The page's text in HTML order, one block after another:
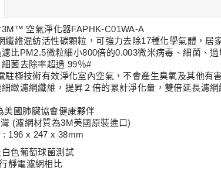
汽車空氣
新機(升級
版) - 白色
3M™ 空氣淨化器FAPHK-C01WA-A
纖維混紡活性碳顆粒，可強力去除17種化學氣體，居
比PM2.5微粒細小800倍的0.003微米病毒、細菌、
菌去除率超過 99％#
駐極技術有效淨化室內空氣，不會產生臭氧及其他有
緻濾網纖維，提昇２倍的累計淨化量，雙倍延長濾
美國肺臟協會健康夥伴
(濾網材質為3M美國原裝進口)
: 196 x 247 x 38mm
色葡萄球菌測試
靜電濾網相比